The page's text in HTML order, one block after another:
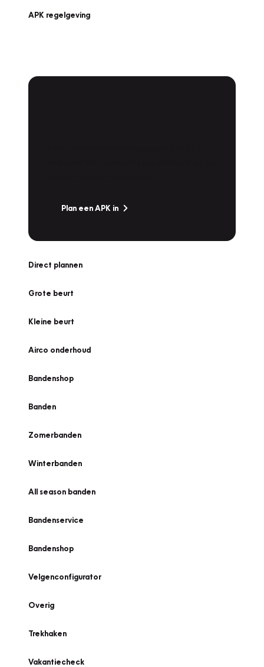
APK regelgeving
Plan een APK in
Direct plannen
Grote beurt
Kleine beurt
Airco onderhoud
Bandenshop
Banden
Zomerbanden
Winterbanden
All season banden
Bandenservice
Bandenshop
Velgenconfigurator
Overig
Trekhaken
Vakantiecheck